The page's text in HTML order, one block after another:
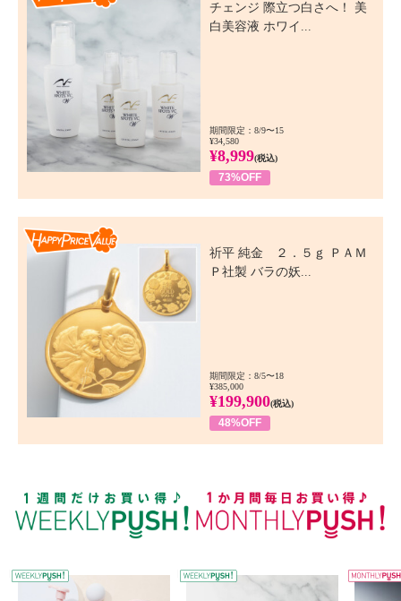
チェンジ 際立つ白さへ！ 美
白美容液 ホワイ...
期間限定：8/9〜15
¥34,580
¥8,999(税込)
73%OFF
祈平 純金 ２．５ｇ ＰＡＭ
Ｐ社製 バラの妖...
期間限定：8/5〜18
¥385,000
¥199,900(税込)
48%OFF
WEEKLY PUSH